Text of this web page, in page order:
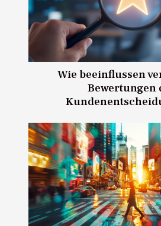
Wie beeinflussen
Bewertungen